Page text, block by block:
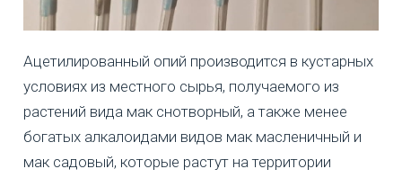
Ацетилированный опий производится в кустарных
условиях из местного сырья, получаемого из
растений вида мак снотворный, а также менее
богатых алкалоидами видов мак масленичный и
мак садовый, которые растут на территории